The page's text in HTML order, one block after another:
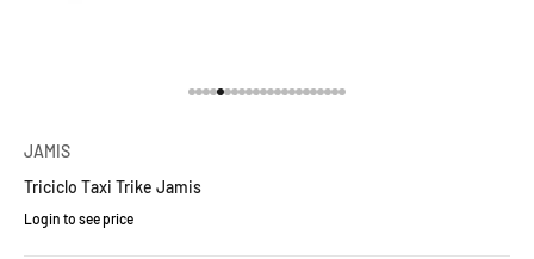
JAMIS
Triciclo Taxi Trike Jamis
Precio de oferta
Login to see price